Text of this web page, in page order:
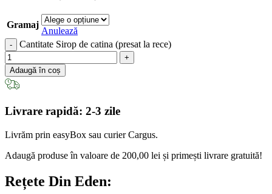
Gramaj
Anulează
Cantitate Sirop de catina (presat la rece)
Adaugă în coș
Livrare rapidă: 2-3 zile
Livrăm prin easyBox sau curier Cargus.
Adaugă produse în valoare de 200,00 lei și primești livrare gratuită!
Rețete Din Eden: